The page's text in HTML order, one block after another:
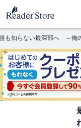
も知らない最深部へ ～俺